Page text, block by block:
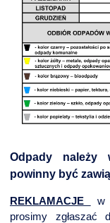
CZYSTE POWIETRZE
EWIDENCJA
Odpady należy
powinny być
REKLAMACJE
w
prosimy zgłaszać